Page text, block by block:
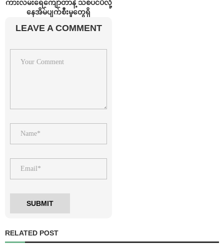
ကားလမ်းရေကျော်တာနဲ့ သစ်ပင်ပိလို့
နေအိမ်ပျက်စီးမှုတွေရှိ
LEAVE A COMMENT
RELATED POST